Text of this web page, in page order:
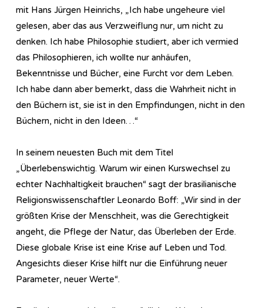
mit Hans Jürgen Heinrichs, „Ich habe ungeheure viel
gelesen, aber das aus Verzweiflung nur, um nicht zu
denken. Ich habe Philosophie studiert, aber ich vermied
das Philosophieren, ich wollte nur anhäufen,
Bekenntnisse und Bücher, eine Furcht vor dem Leben.
Ich habe dann aber bemerkt, dass die Wahrheit nicht in
den Büchern ist, sie ist in den Empfindungen, nicht in den
Büchern, nicht in den Ideen…“
In seinem neuesten Buch mit dem Titel
„Überlebenswichtig. Warum wir einen Kurswechsel zu
echter Nachhaltigkeit brauchen“ sagt der brasilianische
Religionswissenschaftler Leonardo Boff: „Wir sind in der
größten Krise der Menschheit, was die Gerechtigkeit
angeht, die Pflege der Natur, das Überleben der Erde.
Diese globale Krise ist eine Krise auf Leben und Tod.
Angesichts dieser Krise hilft nur die Einführung neuer
Parameter, neuer Werte“.